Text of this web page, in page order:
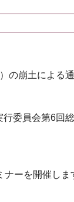
の崩土による
委員会第6回
ナーを開催しま